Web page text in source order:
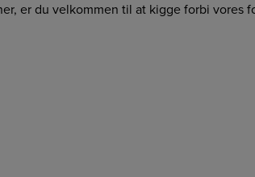
er du velkommen til at kigge forbi